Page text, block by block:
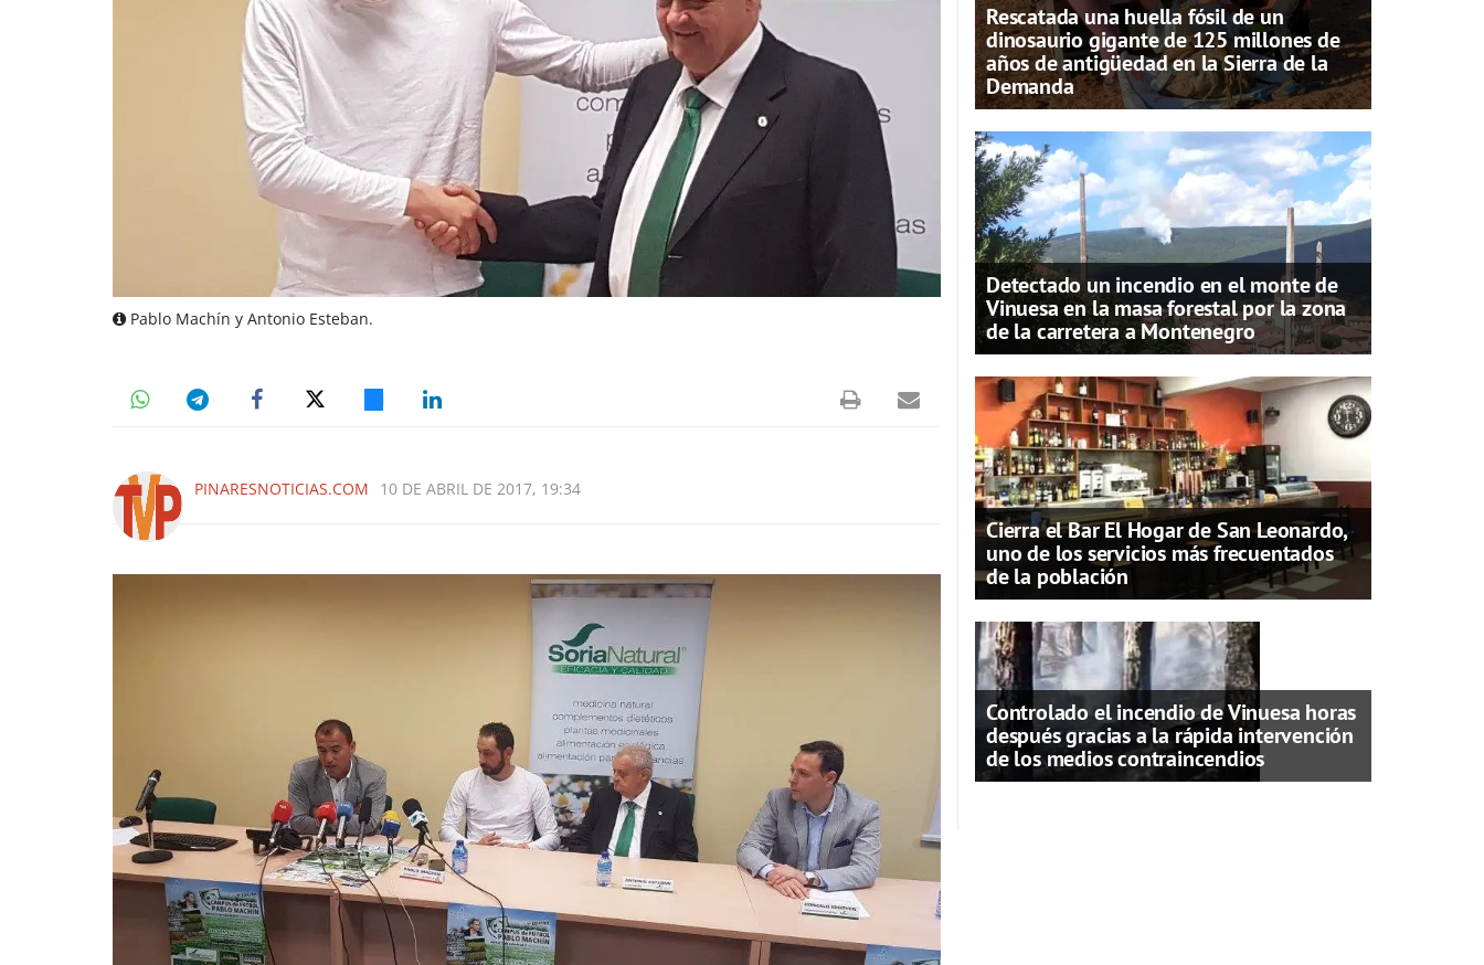
Pablo Machín y Antonio Esteban.
PINARESNOTICIAS.COM 10 DE ABRIL DE 2017, 19:34
Rescatada una huella fósil de un
dinosaurio gigante de 125 millones de
años de antigüedad en la Sierra de la
Demanda
Detectado un incendio en el monte de
Vinuesa en la masa forestal por la zona
de la carretera a Montenegro
Cierra el Bar El Hogar de San Leonardo,
uno de los servicios más frecuentados
de la población
Controlado el incendio de Vinuesa horas
después gracias a la rápida intervención
de los medios contraincendios